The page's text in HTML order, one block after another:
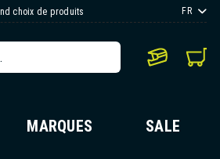
choix de produits FR
MARQUES SALE